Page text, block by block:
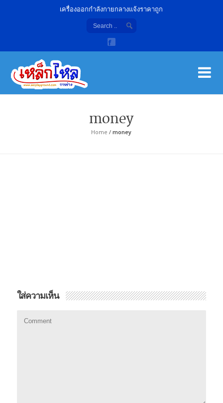
เครื่องออกกำลังกายกลางแจ้งราคาถูก
money
Home /money
ใส่ความเห็น